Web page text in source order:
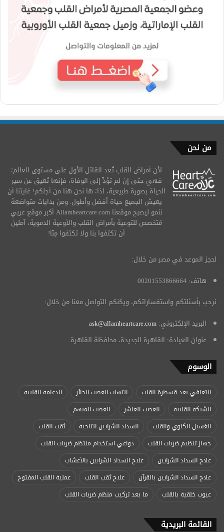
من نحن
لأن أمراض القلب تُعد القاتل الأول على مستوى العالم؛
فهي حتى إن لم تؤدِّ إلى الوفاة، فإنها تُعيق عن سير
الحياة بصورة طبيعية، لذا؛ ها نحن هنا من أجلكم! غايتنا أن
يعيش الجميع حياة أفضل وأطول. ومن بدايات متواضعة
ننمو ليصبح موقعنا Allamheartcare.com أكبر موقع عربي
مُتخصص للتوعية بأمراض القلب والأوعية الدموية، آملين
أن تكتفوا بنا ولا تكتفوا مِنّا!
لحجز الموعد في مصر من خلال:
هاتف: 00201553866664
نرحب بأسئلتكم واستفساراتكم، ويكنكم التواصل معنا من خلال:
البريد الإلكتروني: ask@allamheartcare.com
عنوان العيادة: القاهرة الجديدة، محافظة القاهرة.
الوسوم
التعافي بعد قسطرة القلب التهاب العصب الحائر
الدعامة القلبية
الشبكة القلبية
العصب العاشر
العصب المبهم
الغسيل الكلوي والقلب
انسداد الشرايين التاجية
ثقب القلب
جهاز تنظيم ضربات القلب
دواعي استخدام منتظم ضربات القلب
علاج انسداد الشرايين
علاج انسداد الشرايين بالأعشاب
علاج انسداد الشرايين بالقرآن
علاج ثقب القلب
عملية القلب المفتوح
عيوب خلقية بالقلب
ما بعد تركيب منظم ضربات القلب
القائمة البريدية